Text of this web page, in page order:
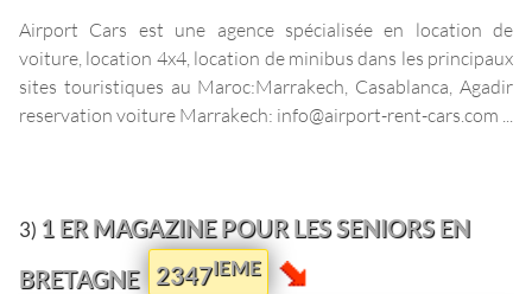
Airport Cars est une agence spécialisée en location de
voiture, location 4x4, location de minibus dans les principaux
sites touristiques au Maroc:Marrakech, Casablanca, Agadir
reservation voiture Marrakech: info@airport-rent-cars.com ...
3) 1 ER MAGAZINE POUR LES SENIORS EN
BRETAGNE
2347IEME